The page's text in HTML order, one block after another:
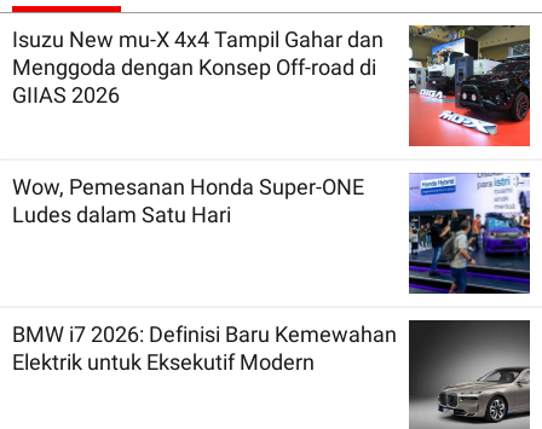
Isuzu New mu-X 4x4 Tampil Gahar dan
Menggoda dengan Konsep Off-road di
GIIAS 2026
Wow, Pemesanan Honda Super-ONE
Ludes dalam Satu Hari
BMW i7 2026: Definisi Baru Kemewahan
Elektrik untuk Eksekutif Modern